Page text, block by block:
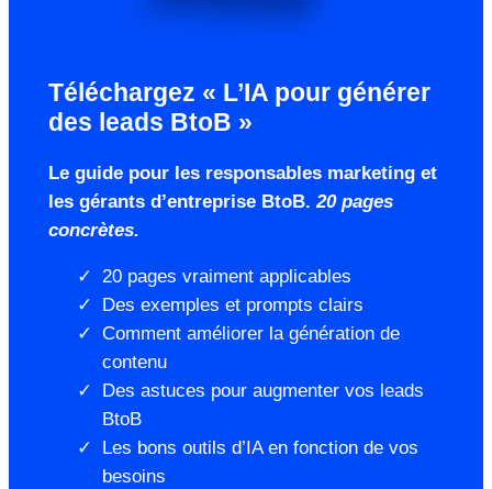
Téléchargez « L’IA pour générer
des leads BtoB »
Le guide pour les responsables marketing et
les gérants d’entreprise BtoB. 20 pages
concrètes.
20 pages vraiment applicables
Des exemples et prompts clairs
Comment améliorer la génération de
contenu
Des astuces pour augmenter vos leads
BtoB
Les bons outils d’IA en fonction de vos
besoins